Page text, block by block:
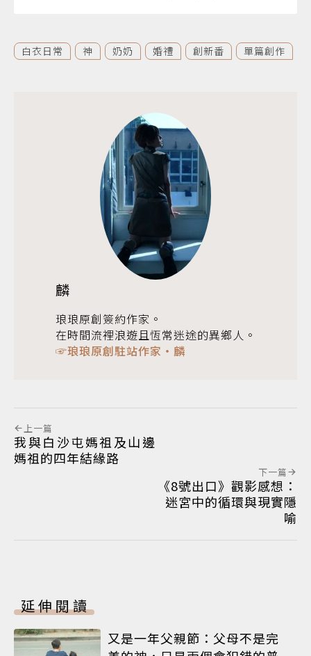
白衣日常 神 奶奶 婚禮 創新番 單篇創作
麟
琅琅原創簽約作家。
在時間流裡浪遊且恆常迷途的異鄉人。
☞琅琅原創駐站作家‧麟
上一篇
我與白沙屯媽祖及山邊
媽祖的四年結緣路
下一篇
《8號出口》觀影感想：
迷宮中的循環與現實隱
喻
延伸閱讀
又是一年父親節：父母不是完